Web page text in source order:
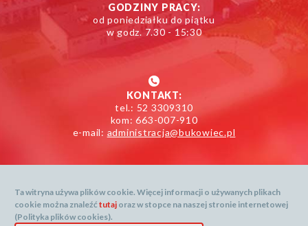
GODZINY PRACY:
od poniedziałku do piątku
w godz. 7.30 - 15:30
KONTAKT:
tel.: 52 3309310
kom: 663-007-910
e-mail: administracja@bukowiec.pl
Mapa serwisu
Dane prognozy dostarcza: openweathermap.org
Ta witryna używa plików cookie. Więcej informacji o używanych plikach
cookie można znaleźćtutaj oraz w stopce na naszej stronie internetowej
(Polityka plików cookies).